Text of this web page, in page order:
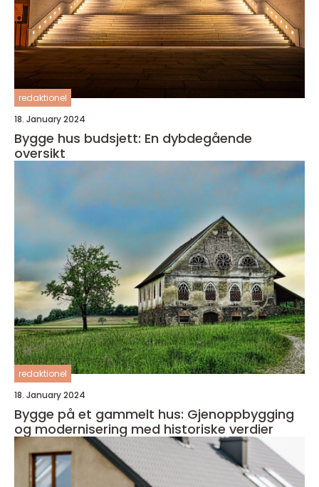
redaktionel
18. January 2024
Bygge hus budsjett: En dybdegående
oversikt
redaktionel
18. January 2024
Bygge på et gammelt hus: Gjenoppbygging
og modernisering med historiske verdier